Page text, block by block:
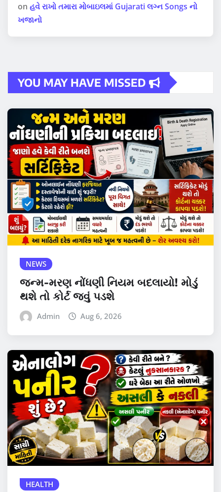
on હવે રાખો તમારા મોબાઇલમાં Gujarati લગ્ન Songs નો
ખજાનો
YOU MAY HAVE MISSED
NEWS
જન્મ-મરણ નોંધણી નિયમ બદલાયો! મોડું
થશે તો કોર્ટ જવું પડશે
Admin Aug 6, 2026
HEALTH